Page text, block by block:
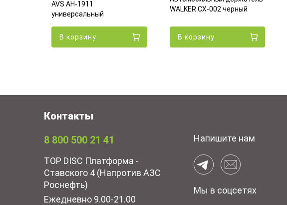
AVS AH-1911
универсальный
В корзину
WALKER CX-002 черный
В корзину
Контакты
8 800 500 21 41
TOP DISC Платформа -
Ставского 4 (Напротив АЗС
Роснефть)
Ежедневно 9.00-21.00
Напишите нам
Мы в соцсетях